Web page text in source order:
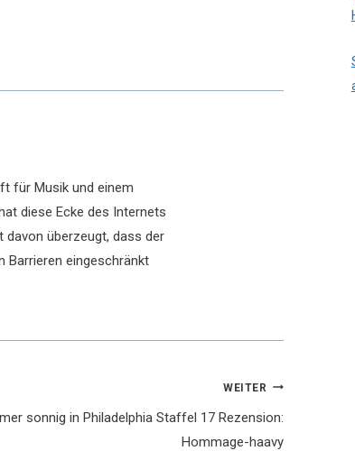
für Musik und einem
diese Ecke des Internets
überzeugt, dass der
Barrieren eingeschränkt
WEITER
sonnig in Philadelphia Staffel 17 Rezension:
Hommage-haavy